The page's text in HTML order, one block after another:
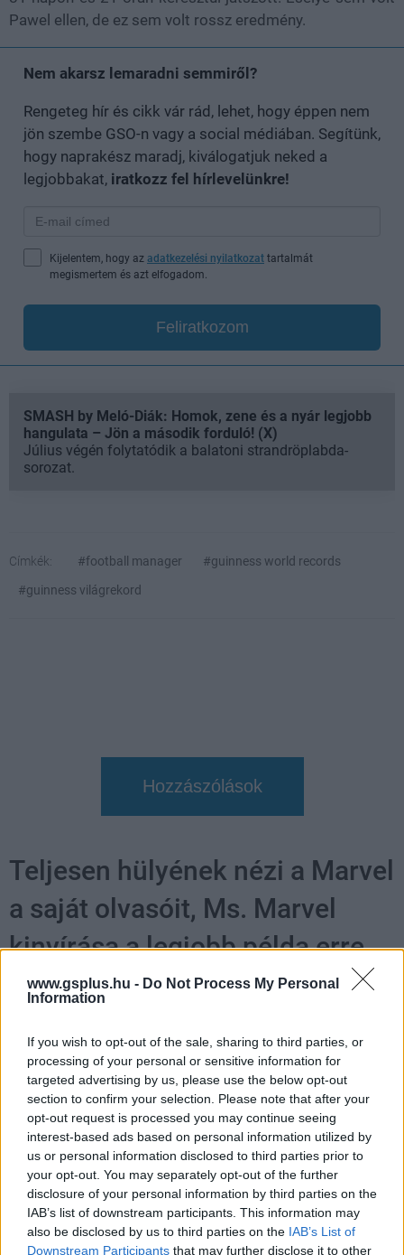
www.gsplus.hu - Do Not Process My Personal
Information
If you wish to opt-out of the sale, sharing to third parties, or
processing of your personal or sensitive information for
targeted advertising by us, please use the below opt-out
section to confirm your selection. Please note that after your
opt-out request is processed you may continue seeing
interest-based ads based on personal information utilized by
us or personal information disclosed to third parties prior to
your opt-out. You may separately opt-out of the further
disclosure of your personal information by third parties on the
IAB’s list of downstream participants. This information may
also be disclosed by us to third parties on the IAB’s List of
Downstream Participants that may further disclose it to other
Pawel ellen, de ez sem volt rossz eredmény.
Nem akarsz lemaradni semmiről?
Rengeteg hír és cikk vár rád, lehet, hogy éppen nem
jön szembe GSO-n vagy a social médiában. Segítünk,
hogy naprakész maradj, kiválogatjuk neked a
legjobbakat, iratkozz fel hírlevelünkre!
Kijelentem, hogy az adatkezelési nyilatkozat tartalmát
megismertem és azt elfogadom.
Feliratkozom
SMASH by Meló-Diák: Homok, zene és a nyár legjobb
hangulata – Jön a második forduló! (X)
Július végén folytatódik a balatoni strandröplabda-
sorozat.
Címkék: #football manager
#guinness world records
#guinness világrekord
Hozzászólások
Teljesen hülyének nézi a Marvel
a saját olvasóit, Ms. Marvel
kinyírása a legjobb példa erre
Csirke|2023 július 26. 06:01
Semmi értelme így a képregényes haláloknak:
csak azért végeztek vele, hogy azonnal
feltámasszák egy minimális csavarral.
Unmute Loaded:
21.65%
2021-ben már írtunk egy hosszabb anyagot arról, hogy
vajonmiért öli meg a Marvelépp most Pókembert,
Doctor Strange-et és Skarlát Boszorkányt, ha sorban